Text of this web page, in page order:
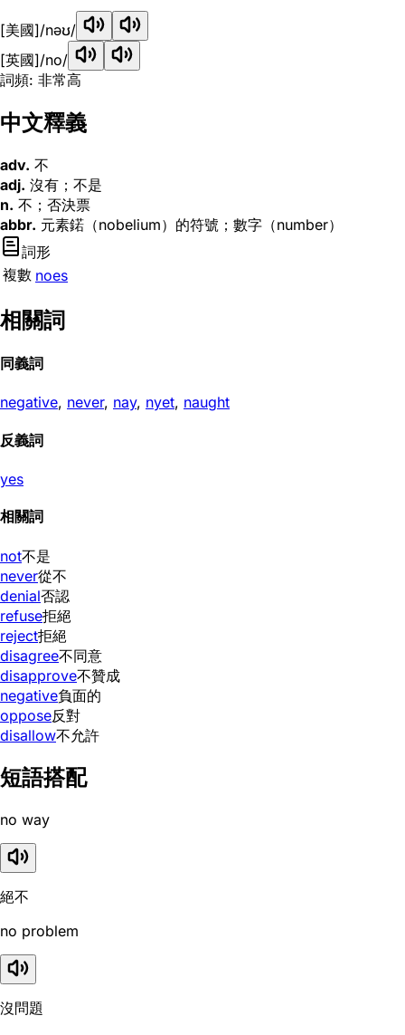
[美國]/nəʊ/
[英國]/no/
詞頻: 非常高
中文釋義
adv. 不
adj. 沒有；不是
n. 不；否決票
abbr. 元素鍩（nobelium）的符號；數字（number）
詞形
複數 noes
相關詞
同義詞
negative, never, nay, nyet, naught
反義詞
yes
相關詞
not不是
never從不
denial否認
refuse拒絕
reject拒絕
disagree不同意
disapprove不贊成
negative負面的
oppose反對
disallow不允許
短語搭配
no way
絕不
no problem
沒問題